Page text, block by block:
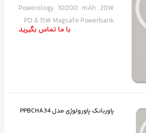
Powerology 10000 mAh 20W
PD & 15W Magsafe Powerbank
با ما تماس بگیرید
پاوربانک پاورولوژی مدل PPBCHA34